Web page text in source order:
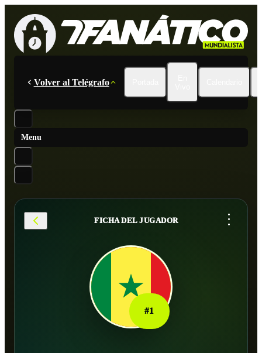
Volver al Telégrafo
Menu
FICHA DEL JUGADOR ...
#1